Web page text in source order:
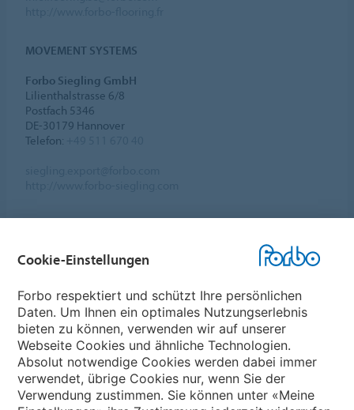
MOVEMENT SYSTEMS
Forbo Siegling GmbH
Lilienthalstrasse 6/8
Postfach 5346
DE-30179 Hannover
Telefon:
Forbo-Gruppe
Forbo Flooring Systems
Forbo Movement Systems
Cookie-Einstellungen
Forbo respektiert und schützt Ihre persönlichen
Daten. Um Ihnen ein optimales Nutzungserlebnis
bieten zu können, verwenden wir auf unserer
Webseite Cookies und ähnliche Technologien.
Absolut notwendige Cookies werden dabei immer
verwendet, übrige Cookies nur, wenn Sie der
Verwendung zustimmen. Sie können unter «Meine